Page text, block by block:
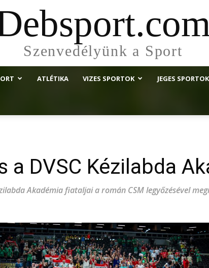
Szenvedélyünk a Sport
ATLÉTIKA VIZES SPORTOK JEGES SPORTOK
a DVSC Kézilabda
Akadémia fiataljai a román CSM legyőzésével